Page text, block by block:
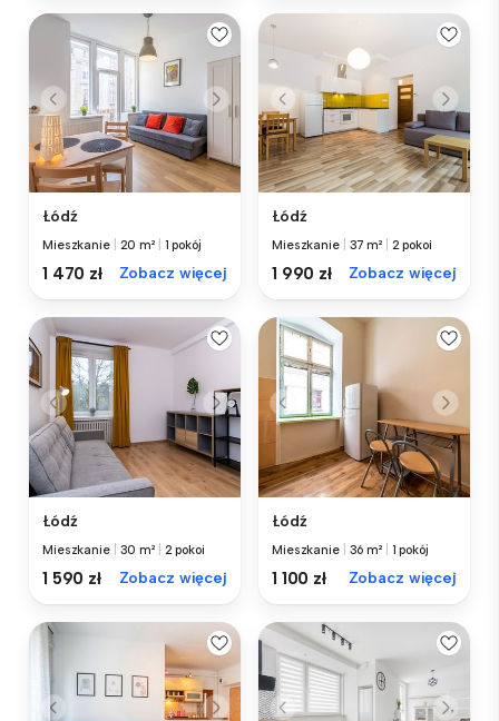
Łódź
Mieszkanie 20 m² 1 pokój
1 470 zł Zobacz więcej
Łódź
Mieszkanie 37 m² 2 pokoi
1 990 zł Zobacz więcej
Łódź
Mieszkanie 30 m² 2 pokoi
1 590 zł Zobacz więcej
Łódź
Mieszkanie 36 m² 1 pokój
1 100 zł Zobacz więcej